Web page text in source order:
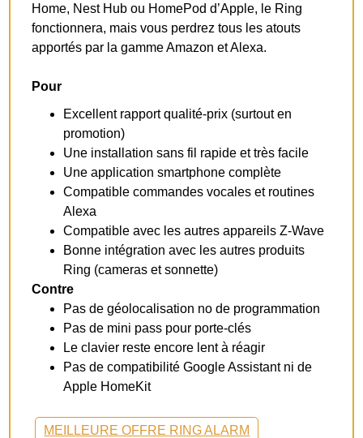
Home, Nest Hub ou HomePod d’Apple, le Ring
fonctionnera, mais vous perdrez tous les atouts
apportés par la gamme Amazon et Alexa.
Pour
Excellent rapport qualité-prix (surtout en
promotion)
Une installation sans fil rapide et très facile
Une application smartphone complète
Compatible commandes vocales et routines
Alexa
Compatible avec les autres appareils Z-Wave
Bonne intégration avec les autres produits
Ring (cameras et sonnette)
Contre
Pas de géolocalisation no de programmation
Pas de mini pass pour porte-clés
Le clavier reste encore lent à réagir
Pas de compatibilité Google Assistant ni de
Apple HomeKit
MEILLEURE OFFRE RING ALARM